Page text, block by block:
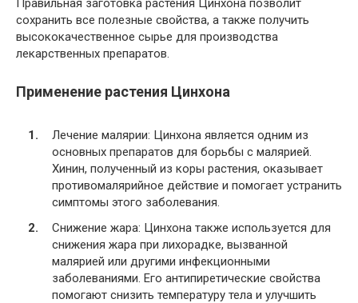
сохранить все полезные свойства, а также получить
высококачественное сырье для производства
лекарственных препаратов.
Применение растения Цинхона
Лечение малярии: Цинхона является одним из
основных препаратов для борьбы с малярией.
Хинин, полученный из коры растения, оказывает
противомалярийное действие и помогает устранить
симптомы этого заболевания.
Снижение жара: Цинхона также используется для
снижения жара при лихорадке, вызванной
малярией или другими инфекционными
заболеваниями. Его антипиретические свойства
помогают снизить температуру тела и улучшить